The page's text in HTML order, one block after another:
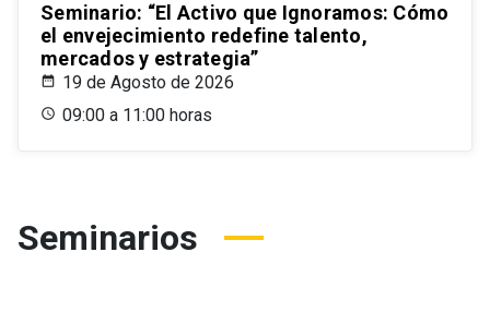
Seminario: “El Activo que Ignoramos: Cómo
el envejecimiento redefine talento,
mercados y estrategia”
19 de Agosto de 2026
09:00 a 11:00 horas
Seminarios